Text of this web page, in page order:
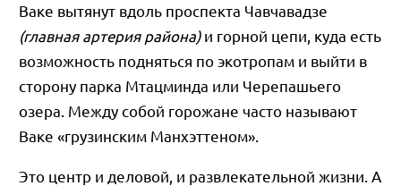
Ваке вытянут вдоль проспекта Чавчавадзе
(главная артерия района)и горной цепи, куда есть
возможность подняться по экотропам и выйти в
сторону парка Мтацминда или Черепашьего
озера. Между собой горожане часто называют
Ваке «грузинским Манхэттеном».
Это центр и деловой, и развлекательной жизни. А